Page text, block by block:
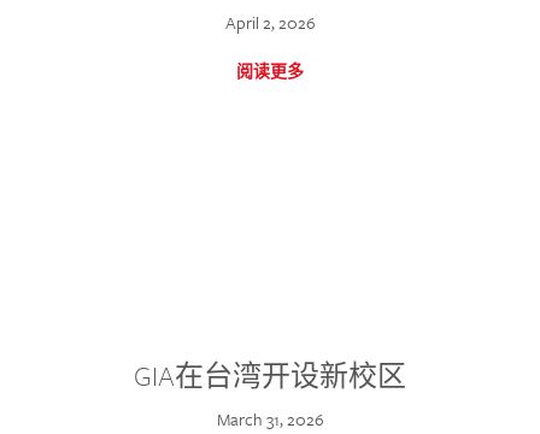
April 2, 2026
阅读更多
GIA在台湾开设新校区
March 31, 2026